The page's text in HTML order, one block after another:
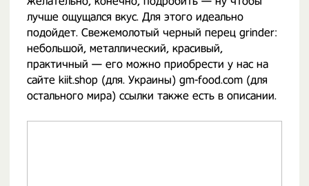
лучше ощущался вкус. Для этого идеально
подойдет. Свежемолотый черный перец grinder:
небольшой, металлический, красивый,
практичный — его можно приобрести у нас на
сайте kiit.shop (для. Украины) gm-food.com (для
остального мира) ссылки также есть в описании.